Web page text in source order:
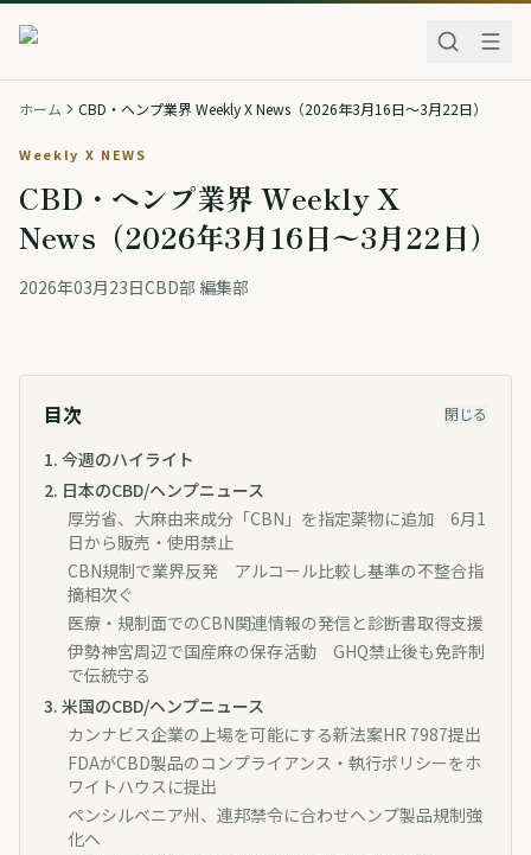
ホーム CBD・ヘンプ業界 Weekly X News（2026年3月16日〜3月22日）
Weekly X NEWS
CBD・ヘンプ業界 Weekly X
News（2026年3月16日〜3月22日）
2026年03月23日CBD部 編集部
目次 閉じる
1. 今週のハイライト
2. 日本のCBD/ヘンプニュース
厚労省、大麻由来成分「CBN」を指定薬物に追加 6月1
日から販売・使用禁止
CBN規制で業界反発 アルコール比較し基準の不整合指
摘相次ぐ
医療・規制面でのCBN関連情報の発信と診断書取得支援
伊勢神宮周辺で国産麻の保存活動 GHQ禁止後も免許制
で伝統守る
3. 米国のCBD/ヘンプニュース
カンナビス企業の上場を可能にする新法案HR 7987提出
FDAがCBD製品のコンプライアンス・執行ポリシーをホ
ワイトハウスに提出
ペンシルベニア州、連邦禁令に合わせヘンプ製品規制強
化へ